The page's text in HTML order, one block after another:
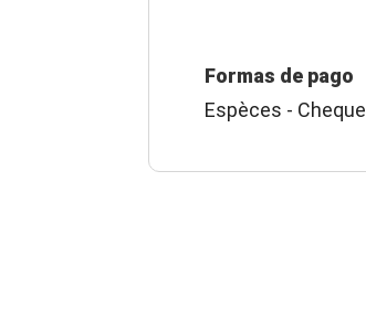
Formas de pago
Espèces - Cheque